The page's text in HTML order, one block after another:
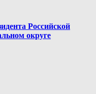
Российской
округе